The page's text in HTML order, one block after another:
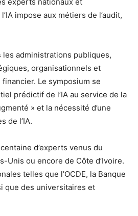
impose aux métiers de l’audit,
les administrations publiques,
organisationnels et
Le symposium se
prédictif de l’IA au service de la
» et la nécessité d’une
de l’IA.
d’experts venus du
Unis ou encore de Côte d’Ivoire.
telles que l’OCDE, la Banque
que des universitaires et